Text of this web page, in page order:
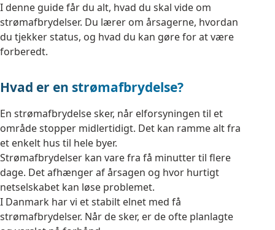
I denne guide får du alt, hvad du skal vide om
strømafbrydelser. Du lærer om årsagerne, hvordan
du tjekker status, og hvad du kan gøre for at være
forberedt.
Hvad er en strømafbrydelse?
En strømafbrydelse sker, når elforsyningen til et
område stopper midlertidigt. Det kan ramme alt fra
et enkelt hus til hele byer.
Strømafbrydelser kan vare fra få minutter til flere
dage. Det afhænger af årsagen og hvor hurtigt
netselskabet kan løse problemet.
I Danmark har vi et stabilt elnet med få
strømafbrydelser. Når de sker, er de ofte planlagte